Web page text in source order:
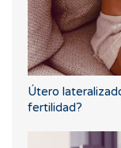
Útero
fertilidad?